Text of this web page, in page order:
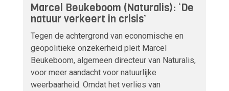
Marcel Beukeboom (Naturalis): ‘De
natuur verkeert in crisis’
Tegen de achtergrond van economische en
geopolitieke onzekerheid pleit Marcel
Beukeboom, algemeen directeur van Naturalis,
voor meer aandacht voor natuurlijke
weerbaarheid. Omdat het verlies van